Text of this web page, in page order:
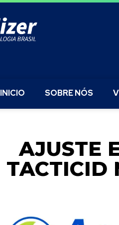
INICIO SOBRE NÓS
AJUSTE
TACTICID